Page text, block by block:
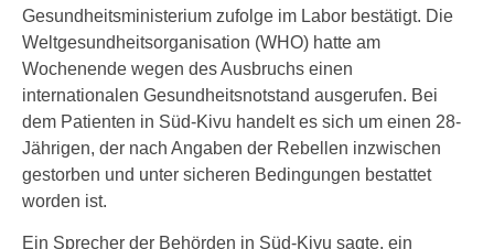
Gesundheitsministerium zufolge im Labor bestätigt. Die
Weltgesundheitsorganisation (WHO) hatte am
Wochenende wegen des Ausbruchs einen
internationalen Gesundheitsnotstand ausgerufen. Bei
dem Patienten in Süd-Kivu handelt es sich um einen 28-
Jährigen, der nach Angaben der Rebellen inzwischen
gestorben und unter sicheren Bedingungen bestattet
worden ist.
Ein Sprecher der Behörden in Süd-Kivu sagte, ein